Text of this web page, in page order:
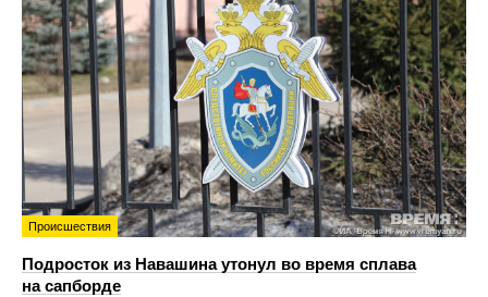
Происшествия
Подросток из Навашина утонул во время сплава
на сапборде